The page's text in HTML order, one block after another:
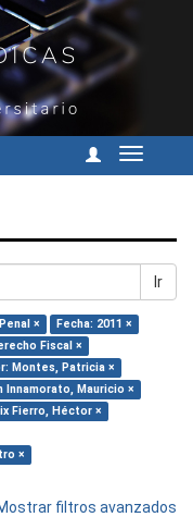
Cambiar
Ir
×
Fecha: 2011 ×
Fiscal ×
Montes, Patricia ×
Innamorato, Mauricio ×
Fierro, Héctor ×
×
filtros avanzados